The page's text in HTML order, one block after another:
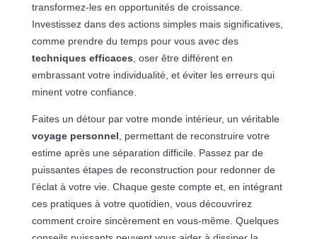
transformez-les en opportunités de croissance.
Investissez dans des actions simples mais significatives,
comme prendre du temps pour vous avec des
techniques efficaces , oser être différent en
embrassant votre individualité, et éviter les erreurs qui
minent votre confiance.
Faites un détour par votre monde intérieur, un véritable
voyage personnel , permettant de reconstruire votre
estime après une séparation difficile. Passez par de
puissantes étapes de reconstruction pour redonner de
l’éclat à votre vie. Chaque geste compte et, en intégrant
ces pratiques à votre quotidien, vous découvrirez
comment croire sincèrement en vous-même. Quelques